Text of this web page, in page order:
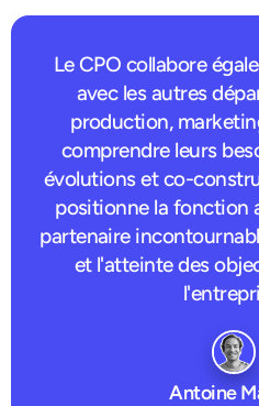
Le CPO collabore
avec les autres
production,
comprendre leurs
évolutions et co-
positionne la fonction
partenaire
et l'atteinte des
Antoine